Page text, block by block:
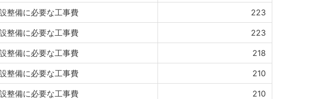
整備に必要な工事費 223
整備に必要な工事費 223
整備に必要な工事費 218
整備に必要な工事費 210
整備に必要な工事費 210